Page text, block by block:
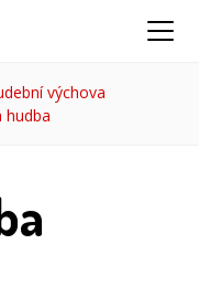
výchova
hudba